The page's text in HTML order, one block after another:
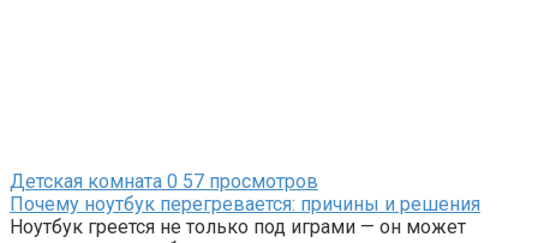
Детская комната 0 57 просмотров
Почему ноутбук перегревается: причины и решения
Ноутбук греется не только под играми — он может